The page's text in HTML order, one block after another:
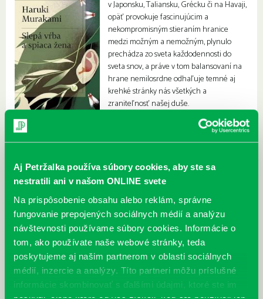
Aj Petržalka používa súbory cookies, aby ste sa
nestratili ani v našom ONLINE svete
Na prispôsobenie obsahu alebo reklám, správne
fungovanie prepojených sociálnych médií a analýzu
návštevnosti používame súbory cookies. Informácie o
tom, ako používate naše webové stránky, teda
poskytujeme aj našim partnerom v oblasti sociálnych
médií, inzercie a analýzy. Títo partneri môžu príslušné
informácie skombinovať s ďalšími údajmi, ktoré ste im
v Japonsku, Taliansku, Grécku či na Havaji,
opäť provokuje fascinujúcim a
nekompromisným stieraním hranice
medzi možným a nemožným, plynulo
prechádza zo sveta každodennosti do
sveta snov, a práve v tom balansovaní na
hrane nemilosrdne odhaľuje temné aj
krehké stránky nás všetkých a
zraniteľnosť našej duše.